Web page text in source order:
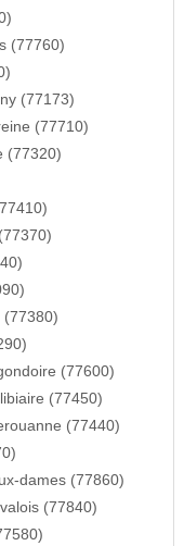
(77760)
(77173)
(77710)
(77320)
(77380)
(77600)
(77450)
(77440)
dames (77860)
(77840)